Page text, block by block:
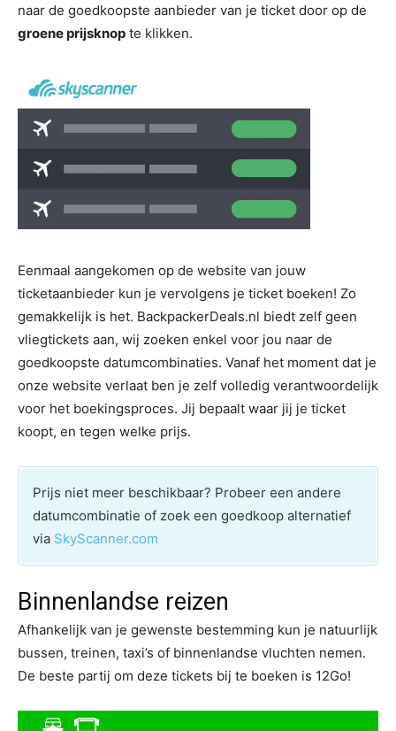
naar de goedkoopste aanbieder van je ticket door op de
groene prijsknop te klikken.
Eenmaal aangekomen op de website van jouw
ticketaanbieder kun je vervolgens je ticket boeken! Zo
gemakkelijk is het. BackpackerDeals.nl biedt zelf geen
vliegtickets aan, wij zoeken enkel voor jou naar de
goedkoopste datumcombinaties. Vanaf het moment dat je
onze website verlaat ben je zelf volledig verantwoordelijk
voor het boekingsproces. Jij bepaalt waar jij je ticket
koopt, en tegen welke prijs.
Prijs niet meer beschikbaar? Probeer een andere
datumcombinatie of zoek een goedkoop alternatief
via SkyScanner.com
Binnenlandse reizen
Afhankelijk van je gewenste bestemming kun je natuurlijk
bussen, treinen, taxi’s of binnenlandse vluchten nemen.
De beste partij om deze tickets bij te boeken is 12Go!